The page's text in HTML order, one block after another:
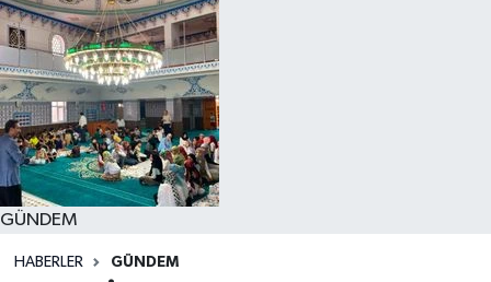
GÜNDEM
HABERLER GÜNDEM